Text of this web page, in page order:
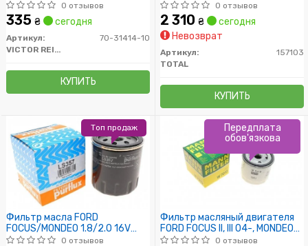
0 отзывов
335 ₴ сегодня
Артикул:
70-31414-10
VICTOR REINZ
КУПИТЬ
0 отзывов
2 310 ₴
сегодня
Невозврат
Артикул:
157103
TOTAL
КУПИТЬ
Фильтр масла FORD
FOCUS/MONDEO 1.8/2.0 16V
11/02-
0 отзывов
Топ продаж
Фильтр масляный двигателя
FORD FOCUS II, III 04-, MONDEO
IV, V 07- (пр-во MANN)
0 отзывов
Передплата
обов'язкова